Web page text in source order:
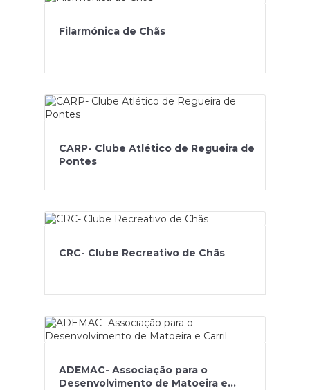
Filarmónica de Chãs
CARP- Clube Atlético de Regueira de
Pontes
CRC- Clube Recreativo de Chãs
ADEMAC- Associação para o
Desenvolvimento de Matoeira e